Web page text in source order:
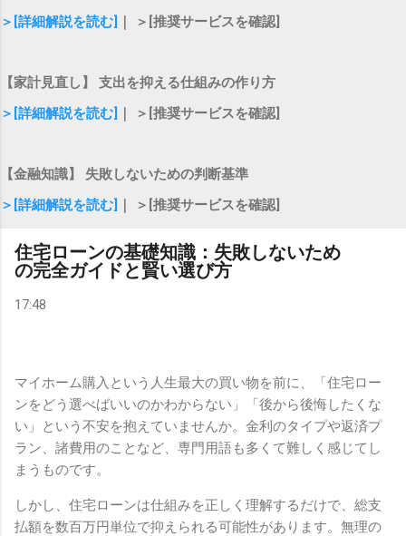
＞[詳細解説を読む]
｜ ＞[推奨サービスを確認]
【家計見直し】 支出を抑える仕組みの作り方
＞[詳細解説を読む]
｜ ＞[推奨サービスを確認]
【金融知識】 失敗しないための判断基準
＞[詳細解説を読む]
｜ ＞[推奨サービスを確認]
住宅ローンの基礎知識：失敗しないため
の完全ガイドと賢い選び方
17:48
マイホーム購入という人生最大の買い物を前に、「住宅ロー
ンをどう選べばいいのかわからない」「後から後悔したくな
い」という不安を抱えていませんか。金利のタイプや返済プ
ラン、諸費用のことなど、専門用語も多くて難しく感じてし
まうものです。
しかし、住宅ローンは仕組みを正しく理解するだけで、総支
払額を数百万円単位で抑えられる可能性があります。無理の